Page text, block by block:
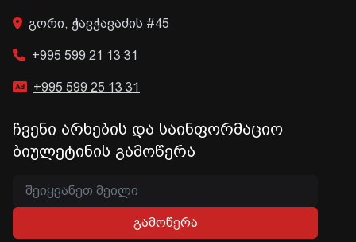
გორი, ჭავჭავაძის #45
+995 599 21 13 31
+995 599 25 13 31
ჩვენი არხების და საინფორმაციო
ბიულეტინის გამოწერა
გამოწერა